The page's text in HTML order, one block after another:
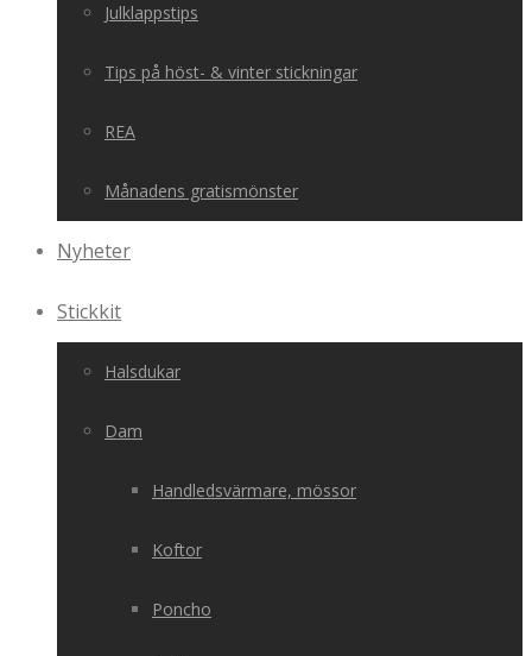
Julklappstips
Tips på höst- & vinter stickningar
REA
Månadens gratismönster
Nyheter
Stickkit
Halsdukar
Dam
Handledsvärmare, mössor
Koftor
Poncho